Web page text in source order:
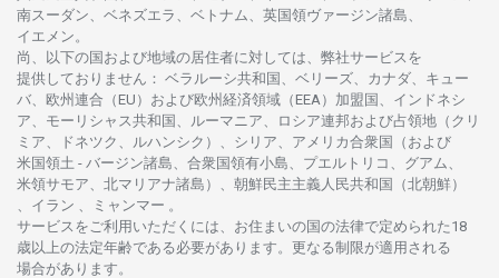
南スーダン、ベネズエラ、ベトナム、 英国領ヴァージン諸島、
イエメン。
尚、 以下の国および地域の居住者に対しては、 弊社サービスを
提供しておりません ： ベラルーシ共和国、ベリーズ、カナダ、キュー
バ、 欧州連合 （EU） および欧州経済領域 （EEA）加盟国、インドネシ
ア、 モーリシャス共和国、ルーマニア、 ロシア連邦および占領地 （クリ
ミア、ドネツク、ルハンシク）、シリア、 アメリカ合衆国 （および
米国領土 - バージン諸島、合衆国領有小島、プエルトリコ、グアム、
米領サモア、 北マリアナ諸島）、 朝鮮民主主義人民共和国 （北朝鮮）
、イラン 、ミャンマー 。
サービスを ご利用いただくには、お住まいの国の法律で定められた 18
歳以上の法定年齢である必要があります。 更なる制限が適用さ れる
場合があります。